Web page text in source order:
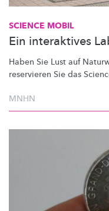
SCIENCE MOBIL
Ein interaktives
Haben Sie Lust auf
reservieren Sie das
MNHN